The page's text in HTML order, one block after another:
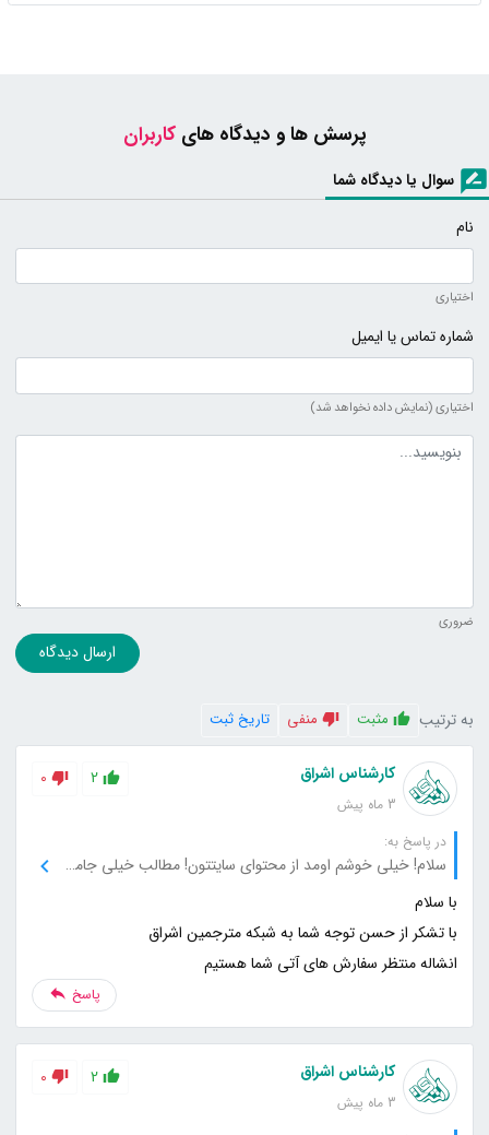
پرسش ها و دیدگاه هایکاربران
سوال یا دیدگاه شما
نام
اختیاری
شماره تماس یا ایمیل
اختیاری (نمایش داده نخواهد شد)
متن دیدگاه
ضروری
ارسال دیدگاه
به ترتیب مثبت منفی تاریخ ثبت
کارشناس اشراق
3 ماه پیش
2
0
در پاسخ به:
سلام! خیلی خوشم اومد از محتوای سایتتون! مطالب خیلی جامع و دقیق بودن و تونستم اطلاعات زیادی در مورد موضوع پیدا کنم. مرسی از تیم شما بابت این کار خوب!
انشاله منتظر سفارش های آتی شما هستیم
پاسخ
کارشناس اشراق
3 ماه پیش
2
0